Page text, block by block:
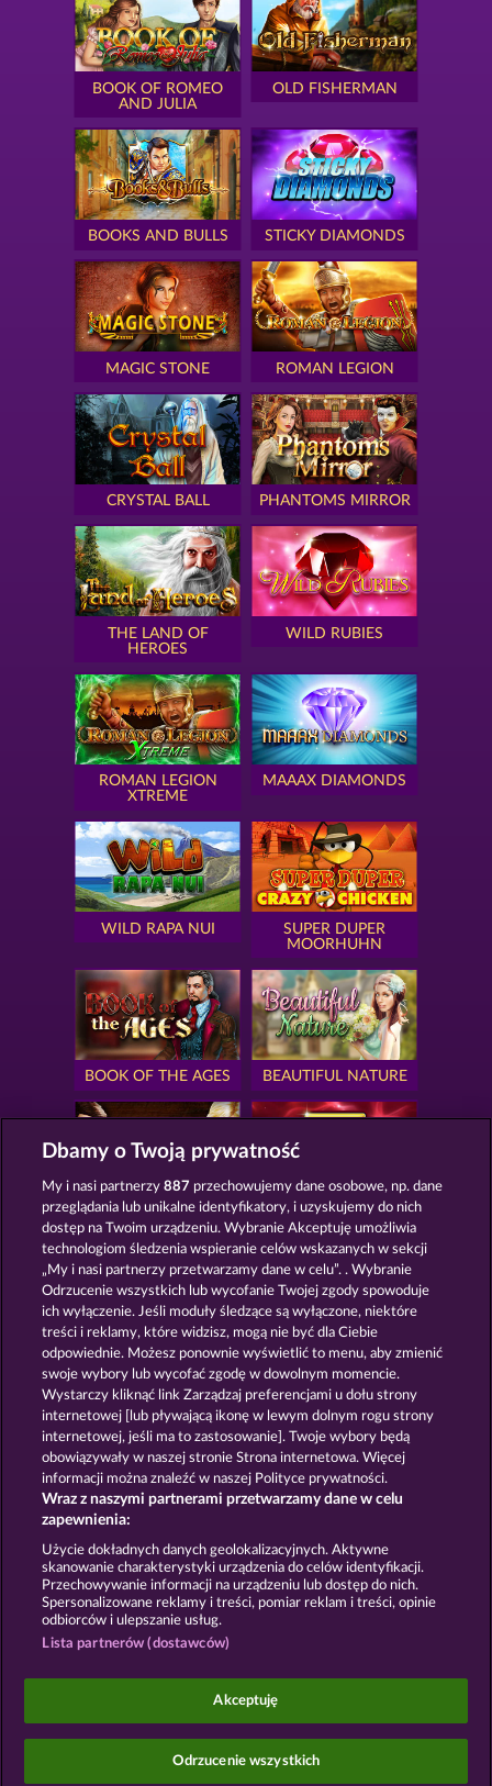
BOOK OF ROMEO
AND JULIA
OLD FISHERMAN
BOOKS AND BULLS STICKY DIAMONDS
MAGIC STONE ROMAN LEGION
CRYSTAL BALL PHANTOMS MIRROR
THE LAND OF
HEROES
WILD RUBIES
ROMAN LEGION
XTREME
MAAAX DIAMONDS
WILD RAPA NUI
SUPER DUPER
MOORHUHN
BOOK OF THE AGES BEAUTIFUL NATURE
SIMPLY THE BEST ROYAL SEVEN
GOLDEN EI OF
MOORHUHN
FOREVER
DIAMONDS
Pokaż wszystkie gry
Zasady i warunki Polityka prywatności
Nota prawna Firma FAQ Facebook
Prześlij wniosek o wypłatę
Gry społecznościowe mają przeznaczenie czysto
rozrywkowe i nie mają absolutnie żadnego wpływu
pieniądze.
©2026 Whow Games GmbH
Dbamy o Twoją prywatność
My i nasi partnerzy887 przechowujemy dane osobowe, np. dane
przeglądania lub unikalne identyfikatory, i uzyskujemy do nich
dostęp na Twoim urządzeniu. Wybranie Akceptuję umożliwia
technologiom śledzenia wspieranie celów wskazanych w sekcji
„My i nasi partnerzy przetwarzamy dane w celu”. . Wybranie
Odrzucenie wszystkich lub wycofanie Twojej zgody spowoduje
ich wyłączenie. Jeśli moduły śledzące są wyłączone, niektóre
treści i reklamy, które widzisz, mogą nie być dla Ciebie
odpowiednie. Możesz ponownie wyświetlić to menu, aby zmienić
swoje wybory lub wycofać zgodę w dowolnym momencie.
Wystarczy kliknąć link Zarządzaj preferencjami u dołu strony
internetowej [lub pływającą ikonę w lewym dolnym rogu strony
internetowej, jeśli ma to zastosowanie]. Twoje wybory będą
obowiązywały w naszej stronie Strona internetowa. Więcej
informacji można znaleźć w naszej Polityce prywatności.
Wraz z naszymi partnerami przetwarzamy dane w celu
zapewnienia:
Użycie dokładnych danych geolokalizacyjnych. Aktywne
skanowanie charakterystyki urządzenia do celów identyfikacji.
Przechowywanie informacji na urządzeniu lub dostęp do nich.
Spersonalizowane reklamy i treści, pomiar reklam i treści, opinie
odbiorców i ulepszanie usług.
Lista partnerów (dostawców)
Akceptuję
Odrzucenie wszystkich